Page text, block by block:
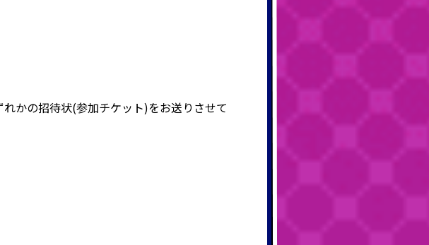
かの招待状(参加チケット)をお送りさせて